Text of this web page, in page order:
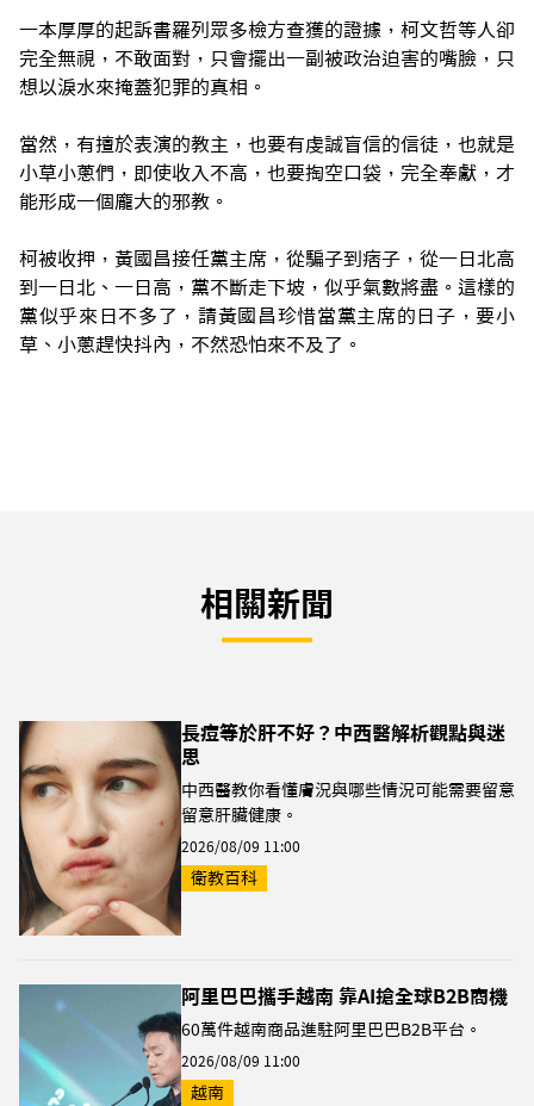
一本厚厚的起訴書羅列眾多檢方查獲的證據，柯文哲等人卻
完全無視，不敢面對，只會擺出一副被政治迫害的嘴臉，只
想以淚水來掩蓋犯罪的真相。
當然，有擅於表演的教主，也要有虔誠盲信的信徒，也就是
小草小蔥們，即使收入不高，也要掏空口袋，完全奉獻，才
能形成一個龐大的邪教。
柯被收押，黃國昌接任黨主席，從騙子到痞子，從一日北高
到一日北、一日高，黨不斷走下坡，似乎氣數將盡。這樣的
黨似乎來日不多了，請黃國昌珍惜當黨主席的日子，要小
草、小蔥趕快抖內，不然恐怕來不及了。
相關新聞
長痘等於肝不好？中西醫解析觀點與迷
思
中西醫教你看懂膚況與哪些情況可能需要留意
留意肝臟健康。
2026/08/09 11:00
衛教百科
阿里巴巴攜手越南 靠AI搶全球B2B商機
60萬件越南商品進駐阿里巴巴B2B平台。
2026/08/09 11:00
越南